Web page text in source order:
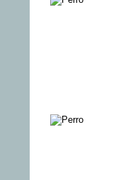
Babelsberg –
Vertreibung ins
Paradies